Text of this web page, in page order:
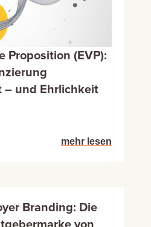
Proposition (EVP):
– und Ehrlichkeit
mehr lesen
Branding: Die